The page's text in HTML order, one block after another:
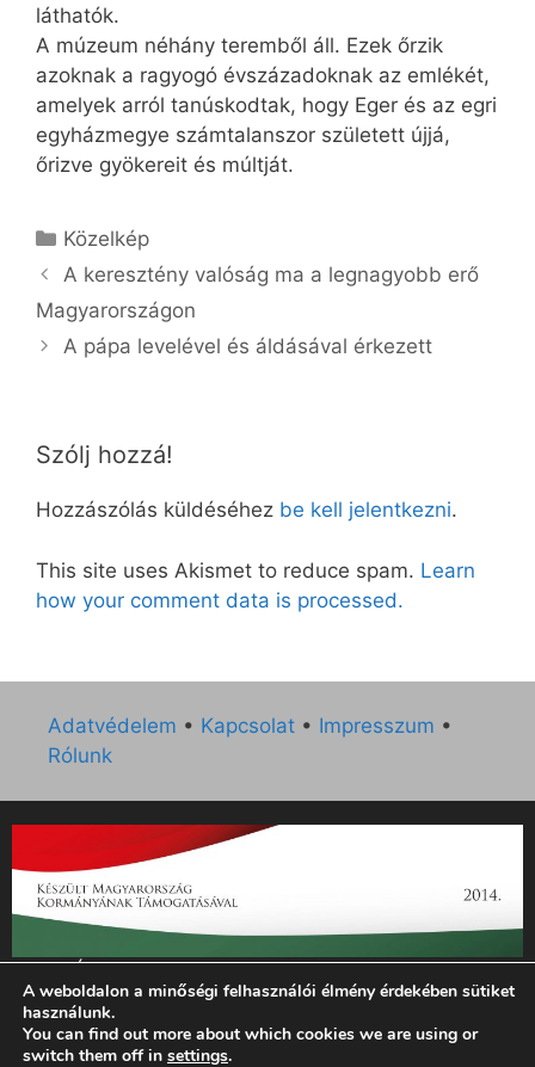
láthatók.
A múzeum néhány teremből áll. Ezek őrzik
azoknak a ragyogó évszázadoknak az emlékét,
amelyek arról tanúskodtak, hogy Eger és az egri
egyházmegye számtalanszor született újjá,
őrizve gyökereit és múltját.
Kategória
Közelkép
A keresztény valóság ma a legnagyobb erő
Magyarországon
A pápa levelével és áldásával érkezett
Szólj hozzá!
Hozzászólás küldéséhez be kell jelentkezni.
This site uses Akismet to reduce spam. Learn
how your comment data is processed.
Adatvédelem • Kapcsolat • Impresszum •
Rólunk
„Az Új Ember katolikus hetilap 2014. évi működésének
támogatását az EGYH-KCP-14-P-0121 sz. támogatási
szerződés keretében 3 000 000 Ft összegben támogatta az
Emberi Erőforrások Minisztériuma.”
A weboldalon a minőségi felhasználói élmény érdekében sütiket
használunk.
You can find out more about which cookies we are using or
switch them off in settings.